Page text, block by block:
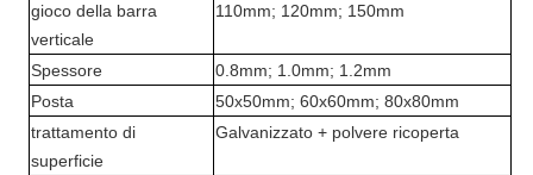
gioco della barra
verticale
110mm; 120mm; 150mm
Spessore
0.8mm; 1.0mm; 1.2mm
Posta
50x50mm; 60x60mm; 80x80mm
trattamento di
superficie
Galvanizzato + polvere ricoperta